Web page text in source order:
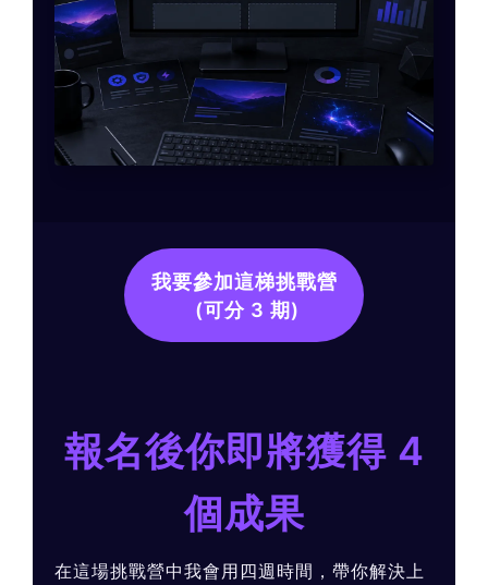
我要參加這梯挑戰營
(可分 3 期)
報名後你即將獲得 4
個成果
在這場挑戰營中我會用四週時間，帶你解決上